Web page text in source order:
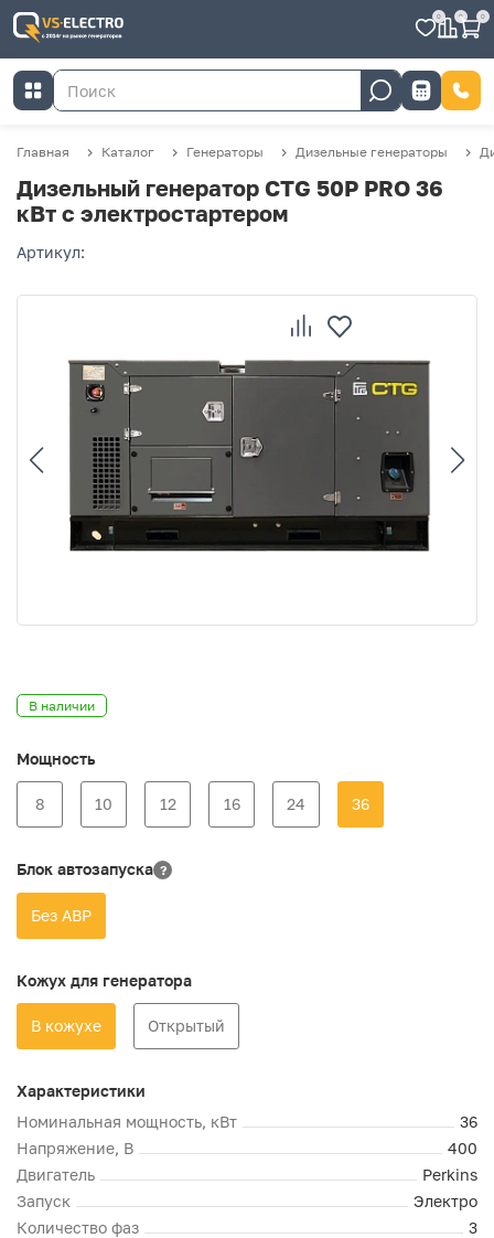
0 0 0
Главная Каталог Генераторы Дизельные генераторы
Дизельный генератор CTG 50P PRO 36
кВт с электростартером
Артикул:
В наличии
Мощность
8 10 12 16 24 36
Блок автозапуска ?
Без АВР
Кожух для генератора
В кожухе Открытый
Характеристики
Номинальная мощность, кВт
36
Напряжение, В
400
Двигатель
Perkins
Запуск
Электро
Количество фаз
3